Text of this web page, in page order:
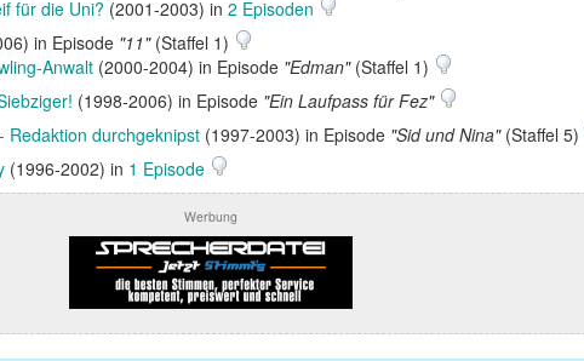
für die Uni? (2001-2003) in 2 Episoden
in Episode "11"(Staffel 1)
Anwalt (2000-2004) in Episode "Edman"(Staffel 1)
(1998-2006) in Episode "Ein Laufpass für Fez"
Redaktion durchgeknipst (1997-2003) in Episode "Sid und Nina"(Staffel 5)
(1996-2002) in 1 Episode
Werbung